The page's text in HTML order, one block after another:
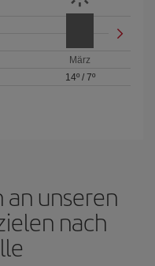
März
14º/ 7º
unseren
nach